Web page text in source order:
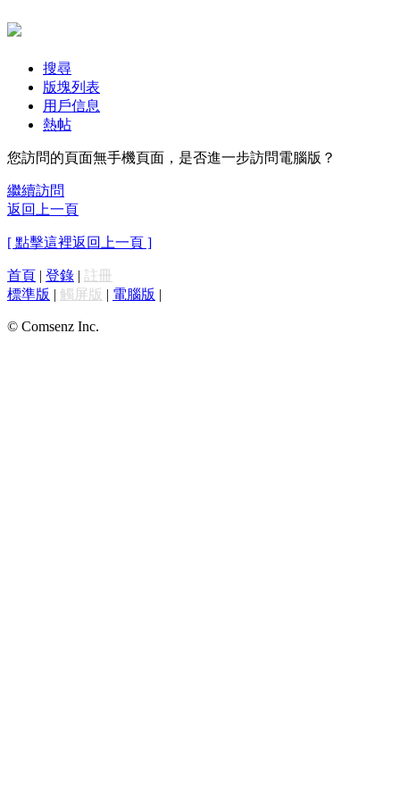
搜尋
版塊列表
用戶信息
熱帖
您訪問的頁面無手機頁面，是否進一步訪問電腦版？
繼續訪問
返回上一頁
[ 點擊這裡返回上一頁 ]
首頁 | 登錄 | 註冊
標準版 | 觸屏版 | 電腦版 |
© Comsenz Inc.